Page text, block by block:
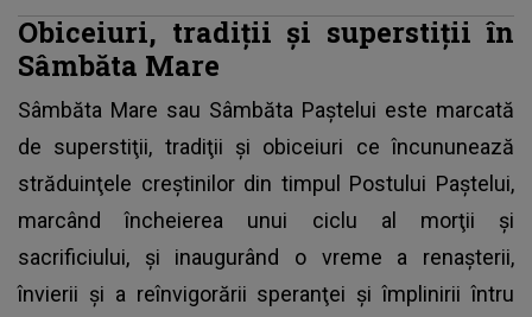
Obiceiuri, tradiţii şi superstiţii în
Sâmbăta Mare
Sâmbăta Mare sau Sâmbăta Paştelui este marcată
de superstiţii, tradiţii şi obiceiuri ce încununează
străduinţele creştinilor din timpul Postului Paştelui,
marcând încheierea unui ciclu al morţii şi
sacrificiului, şi inaugurând o vreme a renaşterii,
învierii şi a reînvigorării speranţei şi împlinirii întru